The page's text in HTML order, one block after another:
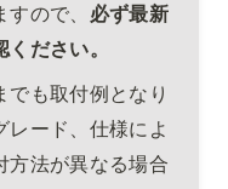
ので、 必ず最新
ださい。
でも取付例となり
レード、仕様によ
方法が異なる場合